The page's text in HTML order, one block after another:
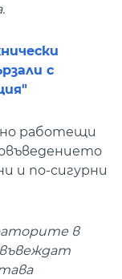
с
работещи
и по-сигурни
в